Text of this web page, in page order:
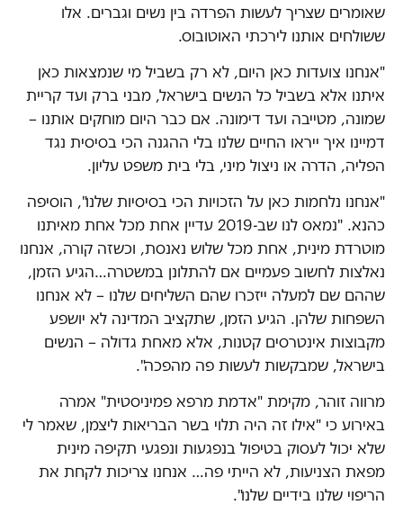
שאומרים שצריך לעשות הפרדה בין נשים וגברים. אלו
ששולחים אותנו לירכתי האוטובוס.
"אנחנו צועדות כאן היום, לא רק בשביל מי שנמצאות כאן
איתנו אלא בשביל כל הנשים בישראל, מבני ברק ועד קריית
שמונה, מטייבה ועד דימונה. אם כבר היום מוחקים אותנו –
דמיינו איך ייראו החיים שלנו בלי ההגנה הכי בסיסית נגד
הפליה, הדרה או ניצול מיני, בלי בית משפט עליון.
"אנחנו נלחמות כאן על הזכויות הכי בסיסיות שלנו", הוסיפה
כהנא. "נמאס לנו שב-2019 עדיין אחת מכל אחת מאיתנו
מוטרדת מינית, אחת מכל שלוש נאנסת, וכשזה קורה, אנחנו
נאלצות לחשוב פעמיים אם להתלונן במשטרה…הגיע הזמן,
שההם שם למעלה ייזכרו שהם השליחים שלנו – לא אנחנו
השפחות שלהן. הגיע הזמן, שתקציב המדינה לא יושפע
מקבוצות אינטרסים קטנות, אלא מאחת גדולה – הנשים
בישראל, שמבקשות לעשות פה מהפכה".
מרווה זוהר, מקימת "אדמת מרפא פמיניסטית" אמרה
באירוע כי "אילו זה היה תלוי בשר הבריאות ליצמן, שאמר לי
שלא יכול לעסוק בטיפול בנפגעות ונפגעי תקיפה מינית
מפאת הצניעות, לא הייתי פה… אנחנו צריכות לקחת את
הריפוי שלנו בידיים שלנו".